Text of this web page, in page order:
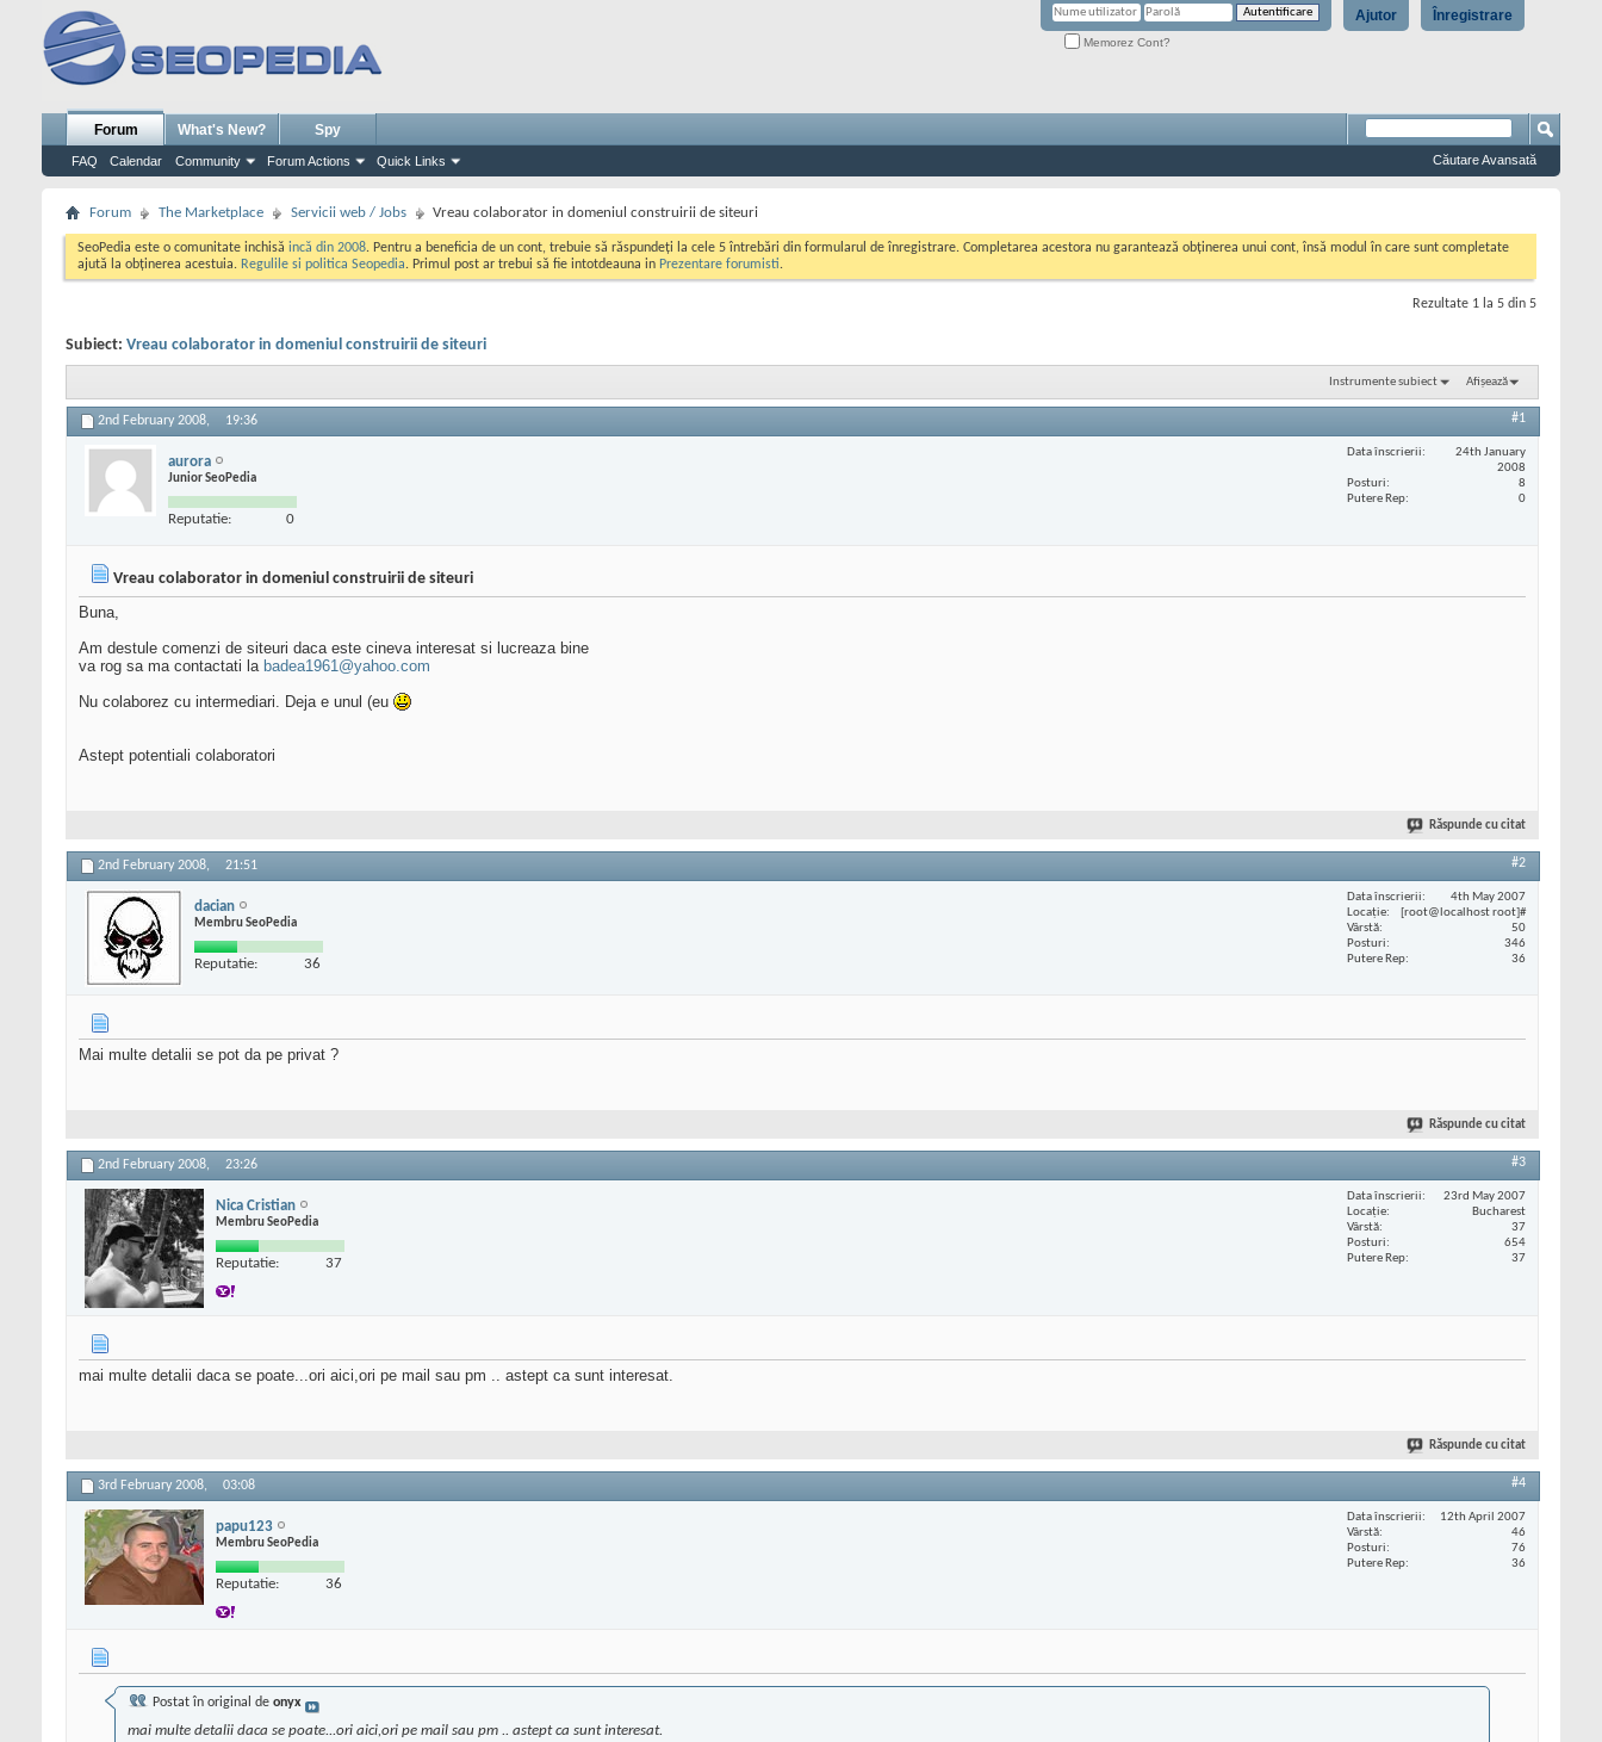
Înregistrare
Ajutor
Memorez Cont?
Forum
FAQ Calendar Community Forum Actions Quick Links
What's New? Spy
Căutare Avansată
Forum The Marketplace Servicii web / Jobs Vreau colaborator in domeniul construirii de siteuri
SeoPedia este o comunitate inchisă incă din 2008. Pentru a beneficia de un cont, trebuie să răspundeți la cele 5 întrebări din formularul de înregistrare. Completarea acestora nu garantează obținerea unui cont, însă modul în care sunt completate
ajută la obținerea acestuia. Regulile si politica Seopedia. Primul post ar trebui să fie intotdeauna in Prezentare forumisti.
Rezultate 1 la 5 din 5
Subiect: Vreau colaborator in domeniul construirii de siteuri
Instrumente subiect Afișează
2nd February 2008, 19:36 #1
aurora
Junior SeoPedia
Reputatie: 0
Data înscrierii
24th January
2008
Posturi
8
Putere Rep
0
Vreau colaborator in domeniul construirii de siteuri
Buna,
Am destule comenzi de siteuri daca este cineva interesat si lucreaza bine
va rog sa ma contactati la badea1961@yahoo.com
Nu colaborez cu intermediari. Deja e unul (eu
Astept potentiali colaboratori
Răspunde cu citat
2nd February 2008, 21:51 #2
dacian
Membru SeoPedia
Reputatie: 36
Data înscrierii
4th May 2007
Locaţie
[root@localhost root]#
Vârstă
50
Posturi
346
Putere Rep
36
Mai multe detalii se pot da pe privat ?
Răspunde cu citat
2nd February 2008, 23:26 #3
Nica Cristian
Membru SeoPedia
Reputatie: 37
Data înscrierii
23rd May 2007
Locaţie
Bucharest
Vârstă
37
Posturi
654
Putere Rep
37
mai multe detalii daca se poate...ori aici,ori pe mail sau pm .. astept ca sunt interesat.
Răspunde cu citat
3rd February 2008, 03:08 #4
papu123
Membru SeoPedia
Reputatie: 36
Data înscrierii
12th April 2007
Vârstă
46
Posturi
76
Putere Rep
36
Postat în original de onyx
mai multe detalii daca se poate...ori aici,ori pe mail sau pm .. astept ca sunt interesat.